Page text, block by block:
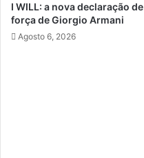
I WILL: a nova declaração de
força de Giorgio Armani
Agosto 6, 2026